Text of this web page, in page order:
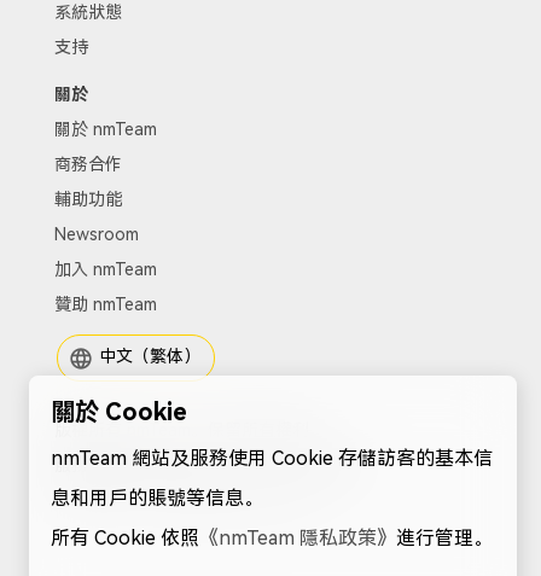
系統狀態
支持
關於
關於 nmTeam
商務合作
輔助功能
Newsroom
加入 nmTeam
贊助 nmTeam
中文（繁体）
版權所有 nmTeam。保留所有權利。
服務協議|隱私政策|Cookies|站點地圖
電子郵箱：support@nmteam.xyz
關於 Cookie
nmTeam 網站及服務使用 Cookie 存儲訪客的基本信
息和用戶的賬號等信息。
所有 Cookie 依照 《nmTeam 隱私政策》 進行管理。